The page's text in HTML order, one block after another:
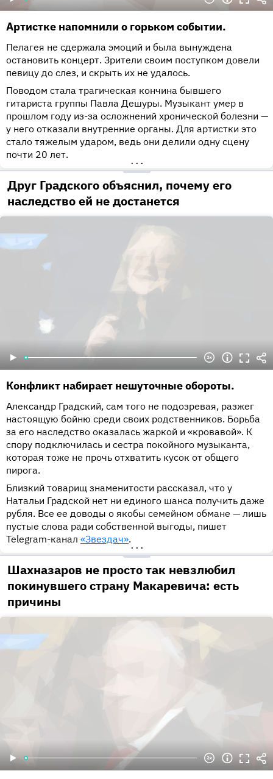
Артистке напомнили о горьком событии.
Пелагея не сдержала эмоций и была вынуждена
остановить концерт. Зрители своим поступком довели
певицу до слез, и скрыть их не удалось.
Поводом стала трагическая кончина бывшего
гитариста группы Павла Дешуры. Музыкант умер в
прошлом году из-за осложнений хронической болезни —
у него отказали внутренние органы. Для артистки это
стало тяжелым ударом, ведь они делили одну сцену
почти 20 лет.
•••
Друг Градского объяснил, почему его
наследство ей не достанется
Конфликт набирает нешуточные обороты.
Александр Градский, сам того не подозревая, разжег
настоящую бойню среди своих родственников. Борьба
за его наследство оказалась жаркой и «кровавой». К
спору подключилась и сестра покойного музыканта,
которая тоже не прочь отхватить кусок от общего
пирога.
Близкий товарищ знаменитости рассказал, что у
Натальи Градской нет ни единого шанса получить даже
рубля. Все ее доводы о якобы семейном обмане — лишь
пустые слова ради собственной выгоды, пишет
Telegram-канал «Звездач».
•••
Шахназаров не просто так невзлюбил
покинувшего страну Макаревича: есть
причины